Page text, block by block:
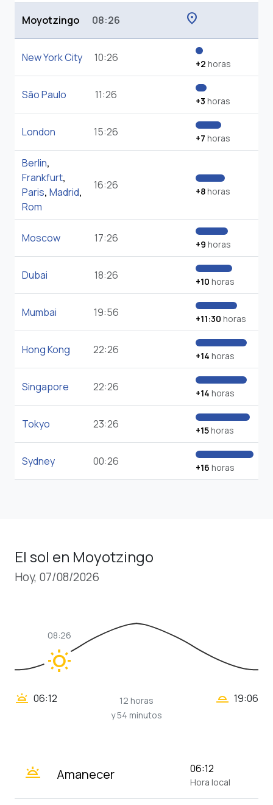
Moyotzingo 08:26 location_on
New York City 10:26 +2 horas
São Paulo 11:26 +3 horas
London 15:26 +7 horas
Berlin,
Frankfurt,
Paris, Madrid,
Rom
16:26 +8horas
Moscow 17:26 +9 horas
Dubai 18:26 +10 horas
Mumbai 19:56 +11:30 horas
Hong Kong 22:26 +14 horas
Singapore 22:26 +14 horas
Tokyo 23:26 +15horas
Sydney 00:26 +16 horas
El sol en Moyotzingo
Hoy, 07/08/2026
wb_sunny
08:26
wb_twilight 06:12
12 horas
y 54 minutos
wb_twilight_2 19:06
wb_twilight Amanecer 06:12
Hora local